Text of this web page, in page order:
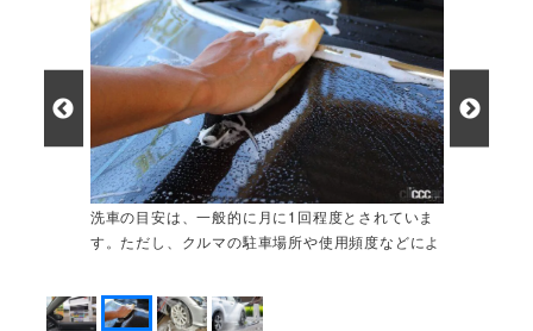
洗車の目安は、一般的に月に1回程度とされていま
す。ただし、クルマの駐車場所や使用頻度などによ